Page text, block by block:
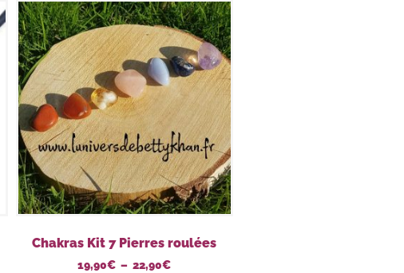
Chakras Kit 7 Pierres roulées
19,90€ – 22,90€